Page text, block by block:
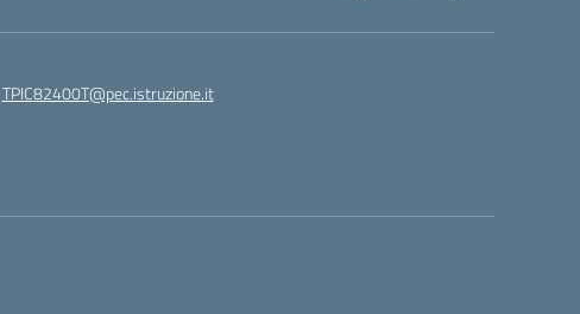
TPIC82400T@pec.istruzione.it